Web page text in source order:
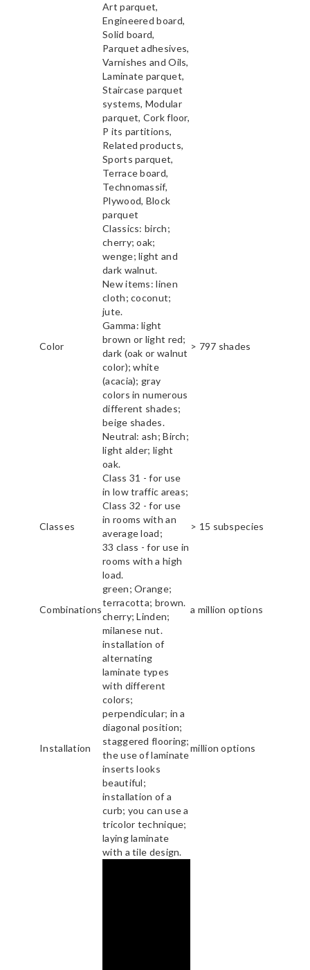
Art parquet,
Engineered board,
Solid board,
Parquet adhesives,
Varnishes and Oils,
Laminate parquet,
Staircase parquet
systems, Modular
parquet, Cork floor,
P its partitions,
Related products,
Sports parquet,
Terrace board,
Technomassif,
Plywood, Block
parquet
Color
Classics: birch;
cherry; oak;
wenge; light and
dark walnut.
New items: linen
cloth; coconut;
jute.
Gamma: light
brown or light red;
dark (oak or walnut
color); white
(acacia); gray
colors in numerous
different shades;
beige shades.
Neutral: ash; Birch;
light alder; light
oak.
> 797 shades
Classes
Class 31 - for use
in low traffic areas;
Class 32 - for use
in rooms with an
average load;
33 class - for use in
rooms with a high
load.
> 15 subspecies
Combinations
green; Orange;
terracotta; brown.
cherry; Linden;
milanese nut.
a million options
Installation
installation of
alternating
laminate types
with different
colors;
perpendicular; in a
diagonal position;
staggered flooring;
the use of laminate
inserts looks
beautiful;
installation of a
curb; you can use a
tricolor technique;
laying laminate
with a tile design.
million options